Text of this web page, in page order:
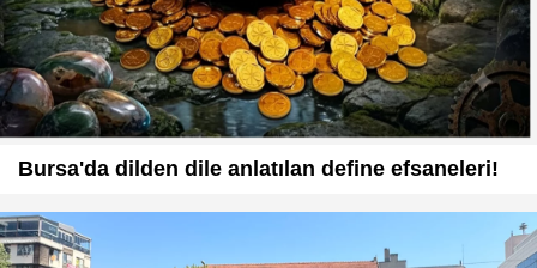
Bursa'da dilden dile anlatılan define efsaneleri!